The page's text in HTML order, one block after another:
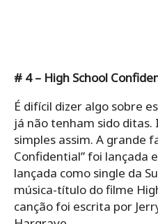
# 4 – High School
É difícil dizer algo sobre
já não tenham sido ditas.
simples assim. A grande
Confidential” foi lançada
lançada como single da
música-título do filme
canção foi escrita por